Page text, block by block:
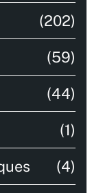
(202)
(59)
(44)
(1)
(4)